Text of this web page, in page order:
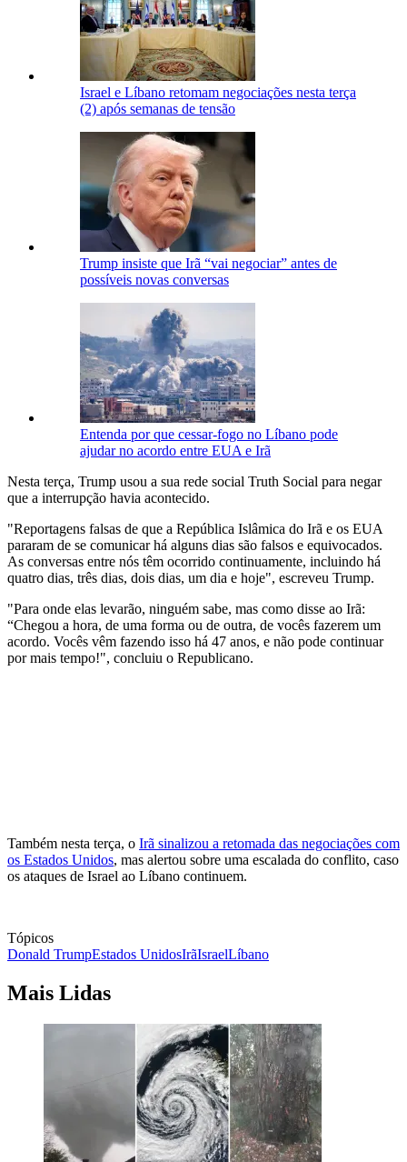
Israel e Líbano retomam negociações nesta terça
(2) após semanas de tensão
Trump insiste que Irã “vai negociar” antes de
possíveis novas conversas
Entenda por que cessar-fogo no Líbano pode
ajudar no acordo entre EUA e Irã
Nesta terça, Trump usou a sua rede social Truth Social para negar
que a interrupção havia acontecido.
"Reportagens falsas de que a República Islâmica do Irã e os EUA
pararam de se comunicar há alguns dias são falsos e equivocados.
As conversas entre nós têm ocorrido continuamente, incluindo há
quatro dias, três dias, dois dias, um dia e hoje", escreveu Trump.
"Para onde elas levarão, ninguém sabe, mas como disse ao Irã:
“Chegou a hora, de uma forma ou de outra, de vocês fazerem um
acordo. Vocês vêm fazendo isso há 47 anos, e não pode continuar
por mais tempo!", concluiu o Republicano.
Também nesta terça, o Irã sinalizou a retomada das negociações com
os Estados Unidos, mas alertou sobre uma escalada do conflito, caso
os ataques de Israel ao Líbano continuem.
Tópicos
Donald TrumpEstados UnidosIrãIsraelLíbano
Mais Lidas